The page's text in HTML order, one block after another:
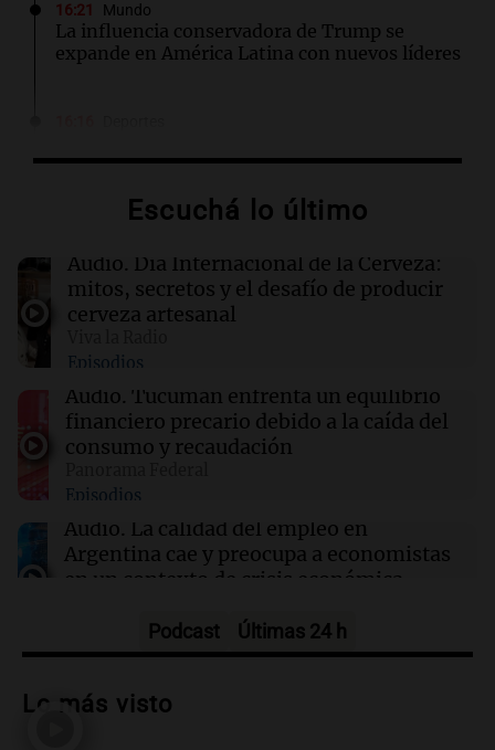
16:21 Mundo
La influencia conservadora de Trump se
expande en América Latina con nuevos líderes
dejar el Olympique de Marsella
Incendio en un edificio al lado de la casa de
Cristina Kirchner: evacuaron a los vecinos
Cameron Hamilton asumirá la FEMA tras su
confirmación en el Senado de EE.UU.
16:11 Espectáculos
que transformó la música pop a los 69 años
Escuchá lo último
Audio. Día Internacional de la Cerveza:
mitos, secretos y el desafío de producir
cerveza artesanal
Episodios
Audio. Tucumán enfrenta un equilibrio
financiero precario debido a la caída del
consumo y recaudación
Episodios
Audio. La calidad del empleo en
Argentina cae y preocupa a economistas
en un contexto de crisis económica
Audio.Audiencia por tragedia vial en
teléfono de Óscar González
Podcast Últimas 24 h
Lo más visto